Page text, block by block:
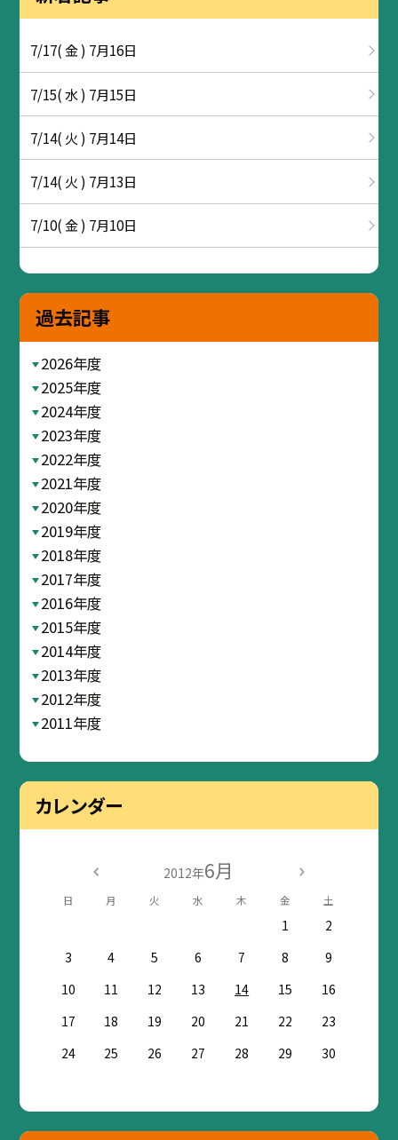
7/17( 金 ) 7月16日
7/15( 水 ) 7月15日
7/14( 火 ) 7月14日
7/14( 火 ) 7月13日
7/10( 金 ) 7月10日
過去記事
2026年度
2025年度
2024年度
2023年度
2022年度
2021年度
2020年度
2019年度
2018年度
2017年度
2016年度
2015年度
2014年度
2013年度
2012年度
2011年度
カレンダー
2012年6月
日 月 火 水 木 金 土
1
2
3
4 5 6 7 8
9
10
11 12 13 14 15
16
17
18 19 20 21 22
23
24
25 26 27 28 29 30